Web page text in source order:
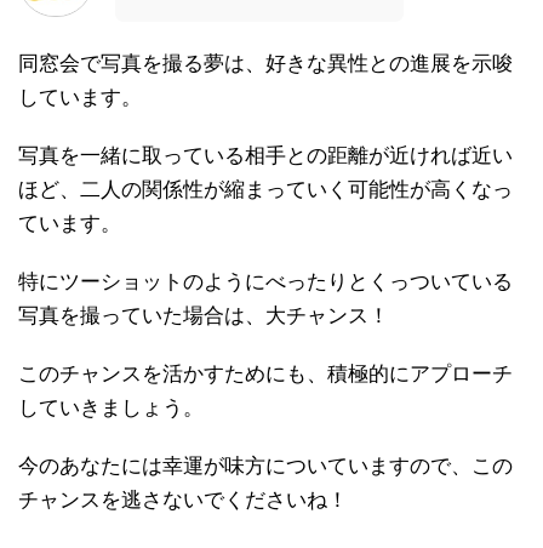
同窓会で写真を撮る夢は、好きな異性との進展を示唆
しています。
写真を一緒に取っている相手との距離が近ければ近い
ほど、二人の関係性が縮まっていく可能性が高くなっ
ています。
特にツーショットのようにべったりとくっついている
写真を撮っていた場合は、大チャンス！
このチャンスを活かすためにも、積極的にアプローチ
していきましょう。
今のあなたには幸運が味方についていますので、この
チャンスを逃さないでくださいね！